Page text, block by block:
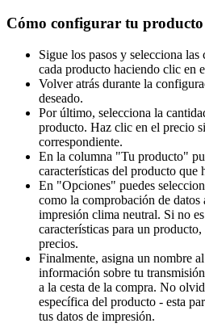
Cómo configurar tu producto
Sigue los pasos y selecciona las
cada producto haciendo clic en
Volver atrás durante la
deseado.
Por último, selecciona la
producto. Haz clic en el precio
correspondiente.
En la columna "Tu producto"
características del producto que
En "Opciones" puedes
como la comprobación de datos
impresión clima neutral. Si no
características para un
precios.
Finalmente, asigna un nombre
información sobre tu
a la cesta de la compra. No
específica del producto - esta
tus datos de impresión.